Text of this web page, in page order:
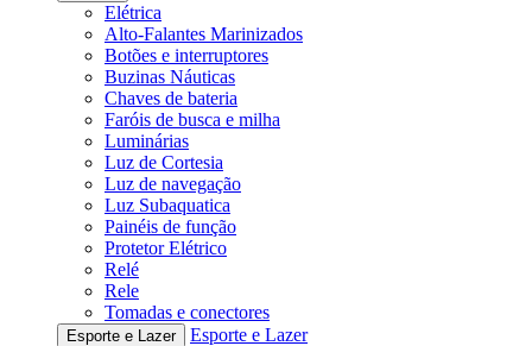
Elétrica
Alto-Falantes Marinizados
Botões e interruptores
Buzinas Náuticas
Chaves de bateria
Faróis de busca e milha
Luminárias
Luz de Cortesia
Luz de navegação
Luz Subaquatica
Painéis de função
Protetor Elétrico
Relé
Rele
Tomadas e conectores
Esporte e Lazer
Esporte e Lazer